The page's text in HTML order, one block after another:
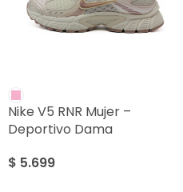
Nike V5 RNR Mujer –
Deportivo Dama
$ 5.699